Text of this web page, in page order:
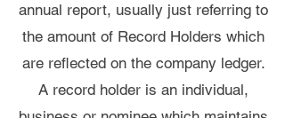
annual report, usually just referring to
the amount of Record Holders which
are reflected on the company ledger.
A record holder is an individual,